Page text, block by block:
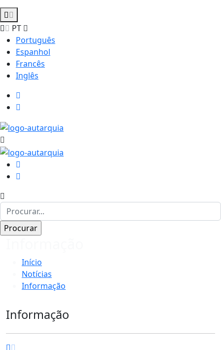
PT
Português
Espanhol
Francês
Inglês
Início
Notícias
Informação
Informação